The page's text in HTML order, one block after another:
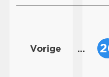
Vorige ...